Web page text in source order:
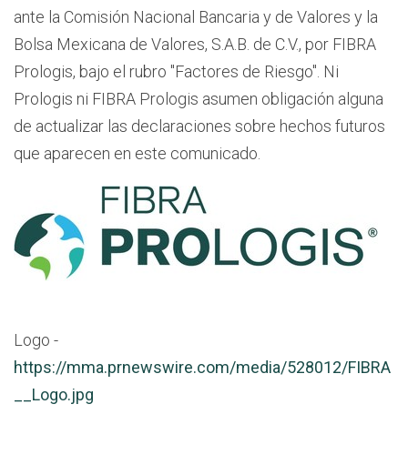
ante la Comisión Nacional Bancaria y de Valores y la
Bolsa Mexicana de Valores, S.A.B. de C.V., por FIBRA
Prologis, bajo el rubro "Factores de Riesgo". Ni
Prologis ni FIBRA Prologis asumen obligación alguna
de actualizar las declaraciones sobre hechos futuros
que aparecen en este comunicado.
Logo -
https://mma.prnewswire.com/media/528012/FIBRA
__Logo.jpg